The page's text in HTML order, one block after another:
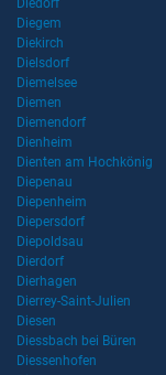
Diedorf
Diegem
Diekirch
Dielsdorf
Diemelsee
Diemen
Diemendorf
Dienheim
Dienten am Hochkönig
Diepenau
Diepenheim
Diepersdorf
Diepoldsau
Dierdorf
Dierhagen
Dierrey-Saint-Julien
Diesen
Diessbach bei Büren
Diessenhofen